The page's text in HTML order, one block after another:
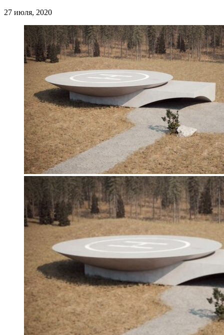
27 июля, 2020